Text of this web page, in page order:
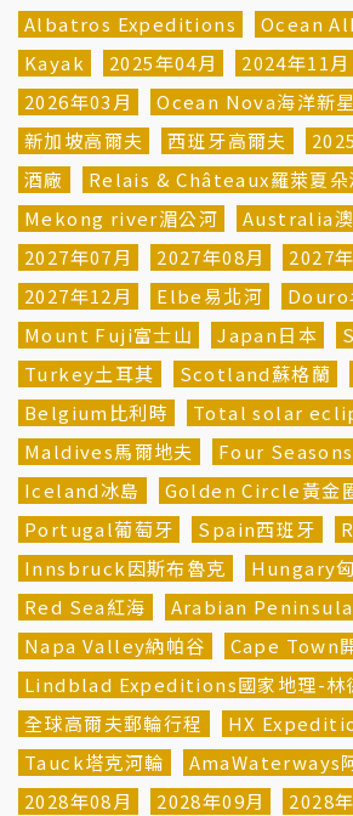
Albatros Expeditions
Ocean
Kayak
2025年04月 2024年11月
2026年03月
Ocean Nova海洋新
新加坡高爾夫
西班牙高爾夫
酒廠
Relais & Châteaux羅萊夏朵
Mekong river湄公河
Australia
2027年07月
2027年08月 2027
2027年12月
Elbe易北河 Douro
Mount Fuji富士山
Japan日本
Turkey土耳其
Scotland蘇格蘭
Belgium比利時
Total solar
Maldives馬爾地夫
Four
Iceland冰島
Golden Circle黃金
Portugal葡萄牙
Spain西班牙
Innsbruck因斯布魯克
Hungary
Red Sea紅海
Arabian Peninsula
Napa Valley納帕谷
Cape Town
Lindblad Expeditions國家地理-林
全球高爾夫郵輪行程
HX
Tauck塔克河輪
AmaWaterways
2028年08月
2028年09月 2028